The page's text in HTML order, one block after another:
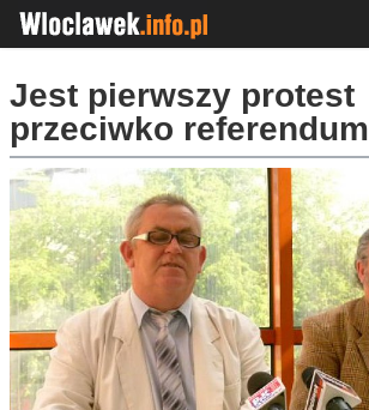
Jest pierwszy protest
przeciwko referendum